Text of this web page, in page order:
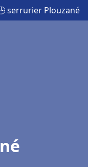
serrurier Plouzané